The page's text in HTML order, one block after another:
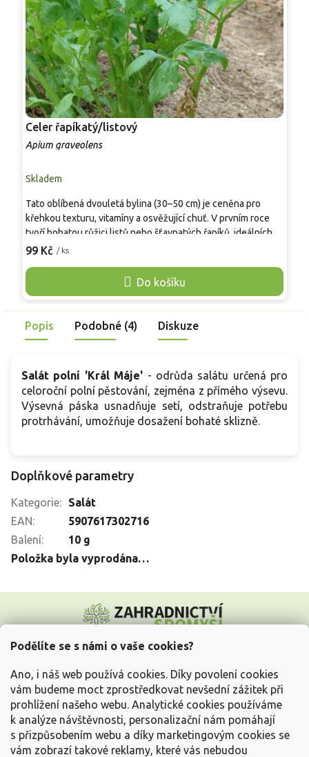
Podělíte se s námi o vaše cookies?
Ano, i náš web používá cookies. Díky povolení cookies
vám budeme moct zprostředkovat nevšední zážitek při
prohlížení našeho webu. Analytické cookies používáme
k analýze návštěvnosti, personalizační nám pomáhají
s přizpůsobením webu a díky marketingovým cookies se
vám zobrazí takové reklamy, které vás nebudou
Celer řapíkatý/listový
Apium graveolens
Skladem
99 Kč / ks
Do košíku
Tato oblíbená dvouletá bylina (30–50 cm) je ceněna pro
křehkou texturu, vitamíny a osvěžující chuť. V prvním roce
tvoří bohatou růžici listů nebo šťavnatých řapíků, ideálních
do salátů i teplé kuchyně. Znakem jsou sytě zelené listy a
zahradě se uplatní v zeleninových záhonech, kde vyžaduje
pravidelnou péči pro zajištění jemnosti pletiv bez tuhých
Popis Podobné (4) Diskuze
Salát polní 'Král Máje' - odrůda salátu určená pro
celoroční polní pěstování, zejména z přímého výsevu.
Výsevná páska usnadňuje setí, odstraňuje potřebu
protrhávání, umožňuje dosažení bohaté sklizně.
Doplňkové parametry
Kategorie:
Salát
EAN:
5907617302716
Balení:
10 g
Položka byla vyprodána…
p
Vše o nákupu
Informace pro Vás
Kontakujte nás